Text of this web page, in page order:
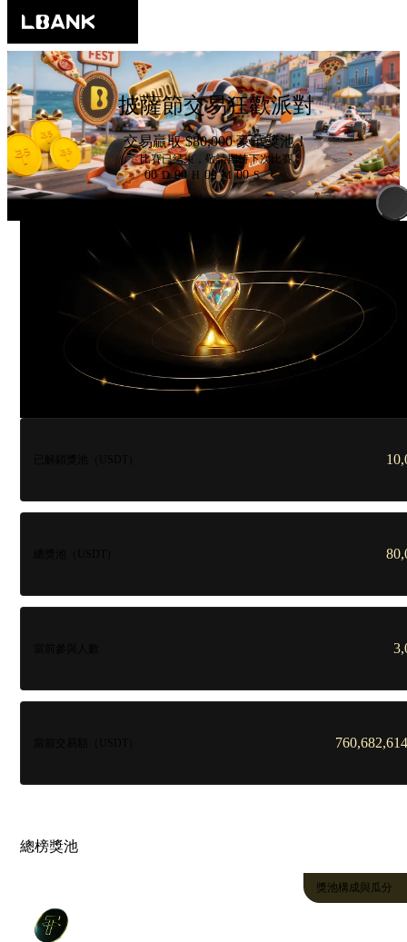
披薩節交易狂歡派對
交易贏取$80,000豪華獎池！
比賽已結束，敬請期待下次比賽
00 D 00 H 00 M 00 S
已結束
總榜獎池
獎池構成與瓜分